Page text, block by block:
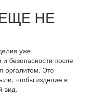
НЕ
уже
безопасности после
оргалитом. Это
чтобы изделие в
вид.